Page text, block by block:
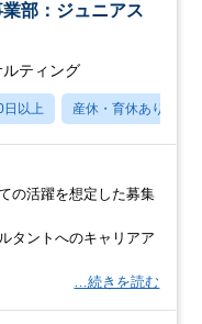
部：ジュニアス
ティング
日以上 産休・育休あり
の活躍を想定した募集
タントへのキャリアア
…続きを読む